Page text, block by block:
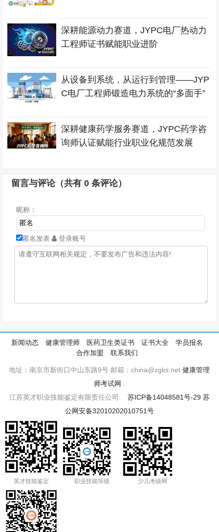
深耕能源动力赛道，JYPC电厂热动力
工程师证书赋能职业进阶
从设备到系统，从运行到管理——JYP
C电厂工程师锻造电力系统的“多面手”
深耕健康药学服务赛道，JYPC药学咨
询师认证赋能行业职业化规范发展
留言与评论（共有0 条评论）
昵称：
匿名发表 登录账号
新闻动态 健康管理师 医药卫生类证书 证书大全
学员报名
合作加盟
联系我们
地址：南京市新街口中山东路9号 邮箱：china@zgks.net健康管理
师考试网
江苏英才职业技能鉴定有限责任公司. 苏ICP备14048581号-29 苏
公网安备32010202010751号
英才技能鉴定 职业技能等级 少儿考级网